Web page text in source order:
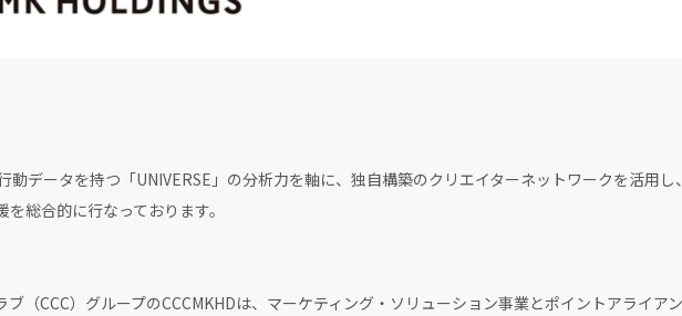
動データを持つ「UNIVERSE」の分析力を軸に、独自構築のクリエイターネットワークを活用し
総合的に行なっております。
（CCC）グループのCCCMKHDは、マーケティング・ソリューション事業とポイントアライア